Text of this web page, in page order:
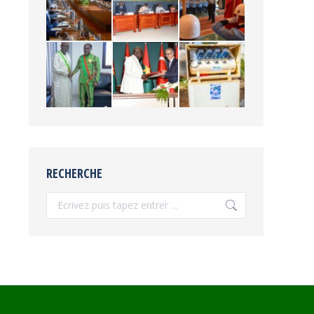
RECHERCHE
Recherche